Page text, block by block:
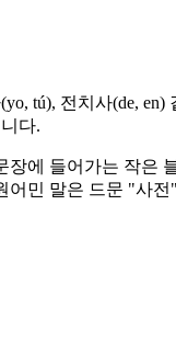
tú), 전치사(de,
다.
장에 들어가는 작은
민 말은 드문 "사